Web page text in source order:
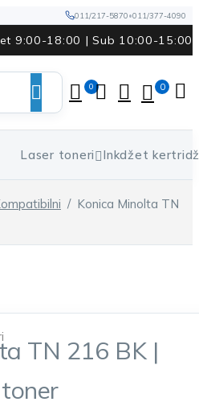
011/217-5870•011/377-4090
9:00-18:00 | Sub 10:00-15:00
0 0
Laser toneri Inkdžet
/ Konica Minolta TN
TN 216 BK |